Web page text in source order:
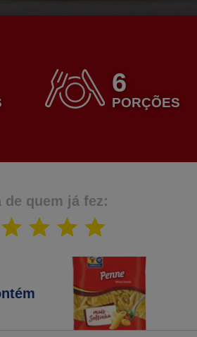
6
PORÇÕES
de quem já fez: